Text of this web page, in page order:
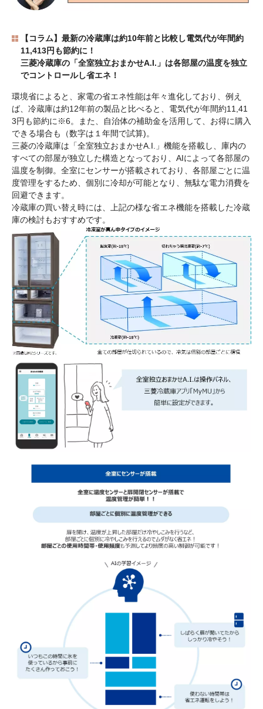
【コラム】最新の冷蔵庫は約10年前と比較し電気代が年間約
11,413円も節約に！
三菱冷蔵庫の「全室独立おまかせA.I.」は各部屋の温度を独立
でコントロールし省エネ！
環境省によると、家電の省エネ性能は年々進化しており、例え
ば、冷蔵庫は約12年前の製品と比べると、 電気代が年間約11,41
3円も節約に※6。また、自治体の補助金を活用して、お得に購入
できる場合も（数字は１年間で試算)。
三菱の冷蔵庫は「全室独立おまかせA.I.」機能を搭載し、庫内の
すべての部屋が独立した構造となっており、AIによって各部屋の
温度を制御。全室にセンサーが搭載されており、各部屋ごとに温
度管理をするため、個別に冷却が可能となり、無駄な電力消費を
回避できます。
冷蔵庫の買い替え時には、上記の様な省エネ機能を搭載した冷蔵
庫の検討もおすすめです。